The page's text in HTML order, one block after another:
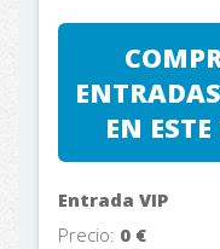
EN
Entrada VIP
Precio: 0 €